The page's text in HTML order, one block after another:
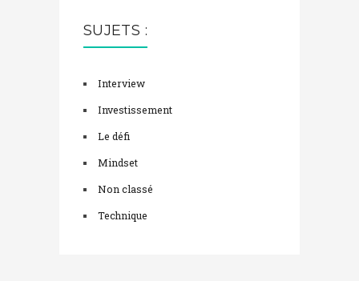
SUJETS :
Interview
Investissement
Le défi
Mindset
Non classé
Technique